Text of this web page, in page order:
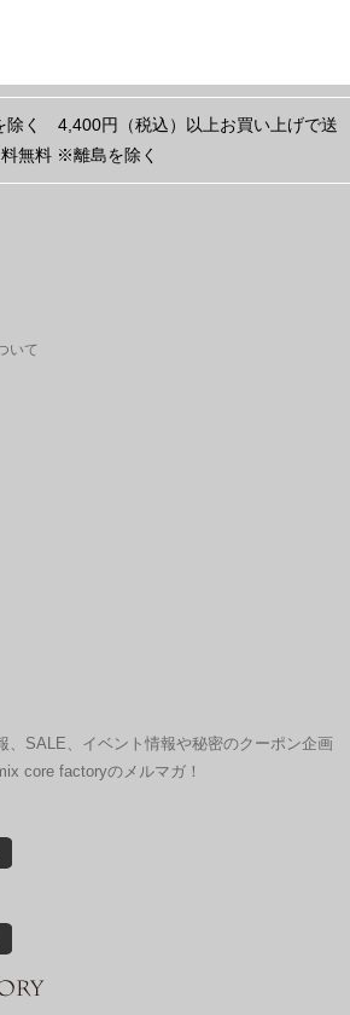
く
4,400円（税込）以上お買い上げで送
料無料 ※離島を除く
いて
、SALE、イベント情報や秘密のクーポン企画
core factoryのメルマガ！